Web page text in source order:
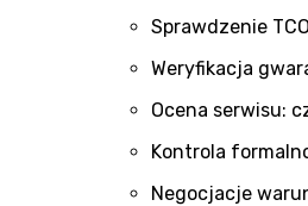
Sprawdzenie
Weryfikacja
Ocena serwisu:
Kontrola
Negocjacje